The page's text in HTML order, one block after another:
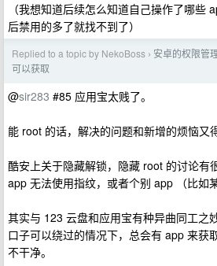
（我想知道后续怎么知道自己操作了哪些
后禁用的多了就找不到了）
Replied to a topic by NekoBoss › 安卓的权限管
可以获取
@sir283 #85 应用宝太贱了。
能 root 的话，解决的问题和新增的烦恼又
酷安上关于隐藏解锁，隐藏 root 的讨论有
app 无法使用指纹，或者个别 app （比如
其实与 123 云盘和应用宝有种异曲同工之
口子可以绕过的情况下，总会有 app 来获
不干净。